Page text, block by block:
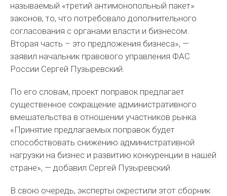
называемый «третий антимонопольный пакет»
законов, то, что потребовало дополнительного
согласования с органами власти и бизнесом.
Вторая часть – это предложения бизнеса», —
заявил начальник правового управления ФАС
России Сергей Пузыревский.
По его словам, проект поправок предлагает
существенное сокращение административного
вмешательства в отношении участников рынка.
«Принятие предлагаемых поправок будет
способствовать снижению административной
нагрузки на бизнес и развитию конкуренции в нашей
стране», — добавил Сергей Пузыревский.
В свою очередь, эксперты окрестили этот сборник